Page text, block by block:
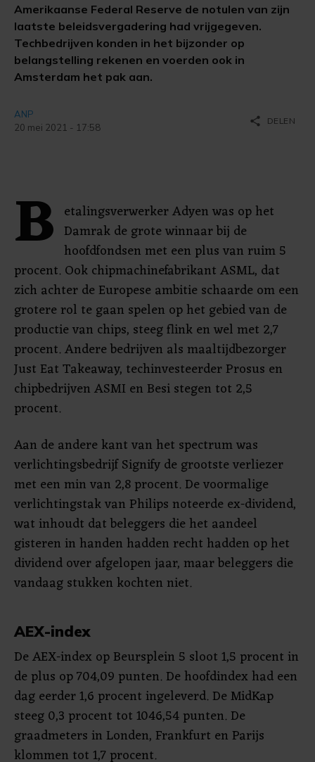
Amerikaanse Federal Reserve de notulen van zijn
laatste beleidsvergadering had vrijgegeven.
Techbedrijven konden in het bijzonder op
belangstelling rekenen en voerden ook in
Amsterdam het pak aan.
ANP
20 mei 2021 - 17:58
share DELEN
B etalingsverwerker Adyen was op het
Damrak de grote winnaar bij de
hoofdfondsen met een plus van ruim 5
procent. Ook chipmachinefabrikant ASML, dat
zich achter de Europese ambitie schaarde om een
grotere rol te gaan spelen op het gebied van de
productie van chips, steeg flink en wel met 2,7
procent. Andere bedrijven als maaltijdbezorger
Just Eat Takeaway, techinvesteerder Prosus en
chipbedrijven ASMI en Besi stegen tot 2,5
procent.
Aan de andere kant van het spectrum was
verlichtingsbedrijf Signify de grootste verliezer
met een min van 2,8 procent. De voormalige
verlichtingstak van Philips noteerde ex-dividend,
wat inhoudt dat beleggers die het aandeel
gisteren in handen hadden recht hadden op het
dividend over afgelopen jaar, maar beleggers die
vandaag stukken kochten niet.
AEX-index
De AEX-index op Beursplein 5 sloot 1,5 procent in
de plus op 704,09 punten. De hoofdindex had een
dag eerder 1,6 procent ingeleverd. De MidKap
steeg 0,3 procent tot 1046,54 punten. De
graadmeters in Londen, Frankfurt en Parijs
klommen tot 1,7 procent.